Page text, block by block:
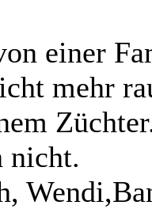
einer
mehr
nicht.